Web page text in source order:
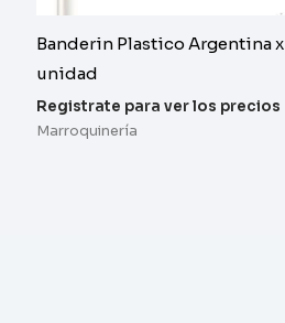
Banderin Plastico Argentina x
unidad
Registrate para ver los precios
Marroquinería